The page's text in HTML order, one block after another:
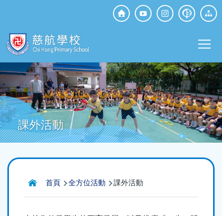
Top
Social
課外活動
導
航
連
首頁 全方位活動 課外活動